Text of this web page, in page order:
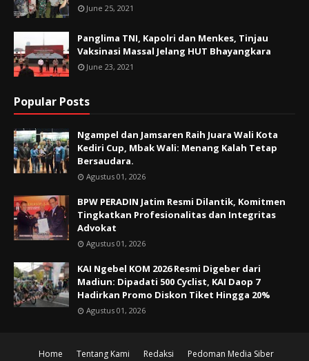
June 25, 2021
Panglima TNI, Kapolri dan Menkes, Tinjau
Vaksinasi Massal Jelang HUT Bhayangkara
June 23, 2021
Popular Posts
Ngampel dan Jamsaren Raih Juara Wali Kota
Kediri Cup, Mbak Wali: Menang Kalah Tetap
Bersaudara.
Agustus 01, 2026
BPW PERADIN Jatim Resmi Dilantik, Komitmen
Tingkatkan Profesionalitas dan Integritas
Advokat
Agustus 01, 2026
KAI Ngebel KOM 2026 Resmi Digeber dari
Madiun: Dipadati 500 Cyclist, KAI Daop 7
Hadirkan Promo Diskon Tiket Hingga 20%
Agustus 01, 2026
Home Tentang Kami Redaksi Pedoman Media Siber